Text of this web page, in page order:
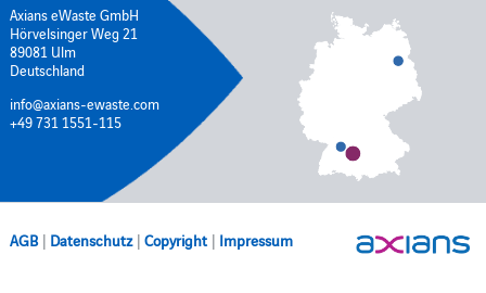
Axians eWaste GmbH
Hörvelsinger Weg 21
89081 Ulm
Deutschland
info@axians-ewaste.com
+49 731 1551-115
AGB | Datenschutz | Copyright | Impressum